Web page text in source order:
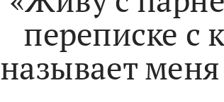
переписке с
называет